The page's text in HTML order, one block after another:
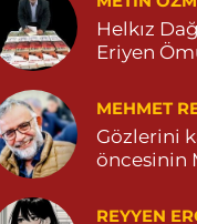
Helkız
Eriyen
MEHMET
Gözlerini
öncesinin
REYYEN